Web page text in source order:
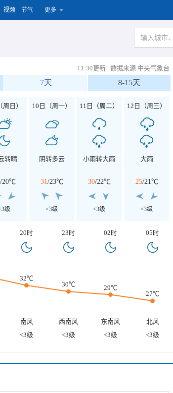
视频 节气 更多
11:30更新 | 数据来源 中央气象台
7天 8-15天
日）
转晴
/20℃
级
10日（周一）
阴转多云
31/23℃
<3级
11日（周二）
小雨转大雨
30/22℃
<3级
12日（周三）
大雨
25/21℃
<3级
20时 23时 02时 05时
32℃
30℃
29℃
27℃
南风 西南风 东南风
北风
<3级 <3级 <3级 <3级